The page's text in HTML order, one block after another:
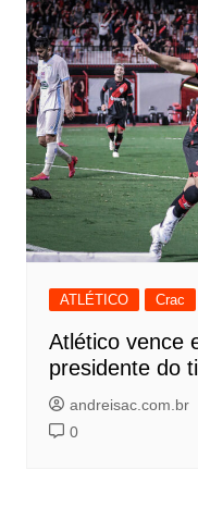
ATLÉTICO Crac
Atlético vence
presidente do
andreisac.com.br
0